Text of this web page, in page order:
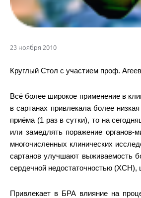
23 ноября 2010
Круглый Стол с участием проф.
Всё более широкое применение в
в сартанах привлекала более
приёма (1 раз в сутки), то на
или замедлять поражение
многочисленных клинических
сартанов улучшают выживаемость
сердечной недостаточностью
Привлекает в БРА влияние на